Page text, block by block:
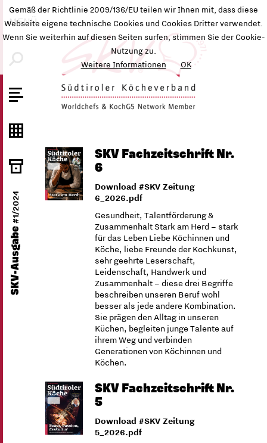
MENÜ
SKV-Ausgabe
#1/2024
SKV Fachzeitschrift Nr.
6
Download #SKV Zeitung
6_2026.pdf
Gesundheit, Talentförderung &
Zusammenhalt Stark am Herd – stark
für das Leben Liebe Köchinnen und
Köche, liebe Freunde der Kochkunst,
sehr geehrte Leserschaft,
Leidenschaft, Handwerk und
Zusammenhalt – diese drei Begriffe
beschreiben unseren Beruf wohl
besser als jede andere Kombination.
Sie prägen den Alltag in unseren
Küchen, begleiten junge Talente auf
ihrem Weg und verbinden
Generationen von Köchinnen und
Köchen.
SKV Fachzeitschrift Nr.
5
Download #SKV Zeitung
5_2026.pdf
Gemäß der Richtlinie 2009/136/EU teilen wir Ihnen mit, dass diese
Webseite eigene technische Cookies und Cookies Dritter verwendet.
Wenn Sie weiterhin auf diesen Seiten surfen, stimmen Sie der Cookie-
Nutzung zu.
Weitere Informationen
OK